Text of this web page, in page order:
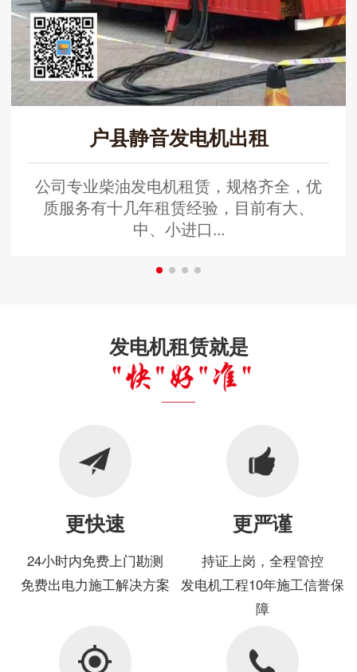
户县静音发电机出租
公司专业柴油发电机租赁，规格齐全，优
质服务有十几年租赁经验，目前有大、
中、小进口...
发电机租赁就是
更快速
24小时内免费上门勘测
免费出电力施工解决方案
更严谨
持证上岗，全程管控
发电机工程10年施工信誉保
障